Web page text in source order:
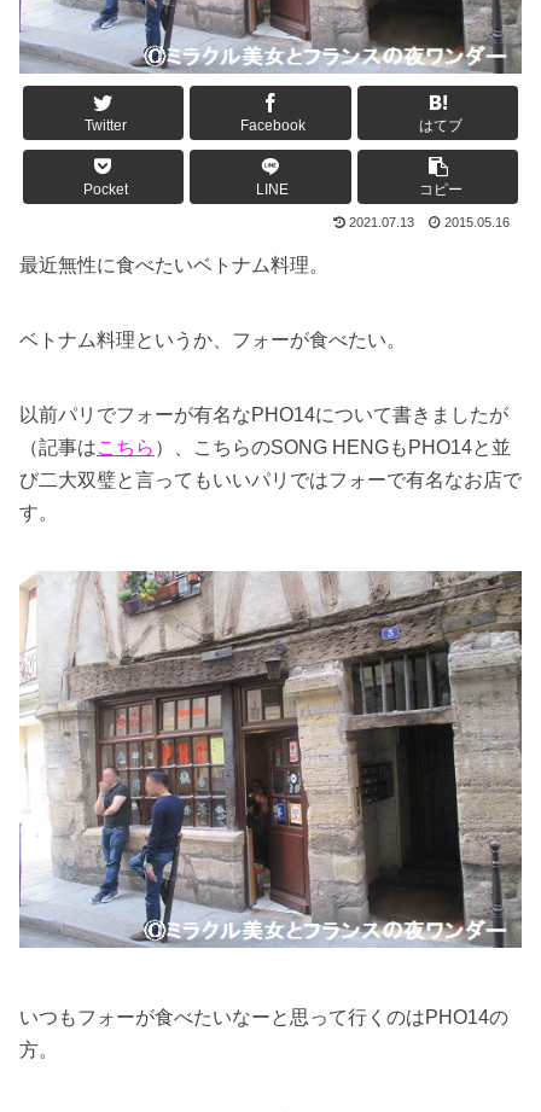
Twitter Facebook はてブ
Pocket LINE コピー
2021.07.13 2015.05.16
最近無性に食べたいベトナム料理。
ベトナム料理というか、フォーが食べたい。
以前パリでフォーが有名なPHO14について書きましたが
（記事はこちら ）、こちらのSONG HENGもPHO14と並
び二大双璧と言ってもいいパリではフォーで有名なお店で
す。
いつもフォーが食べたいなーと思って行くのはPHO14の
方。